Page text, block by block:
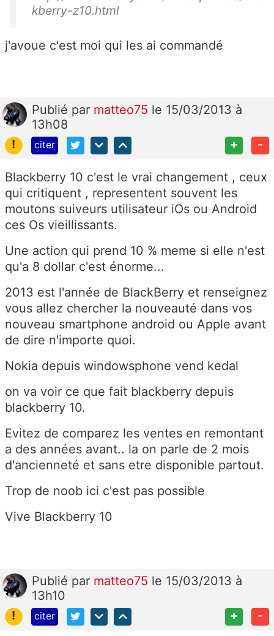
kberry-z10.html
j'avoue c'est moi qui les ai commandé
Publié par matteo75 le 15/03/2013 à
13h08
!
citer + -
Blackberry 10 c'est le vrai changement , ceux
qui critiquent , representent souvent les
moutons suiveurs utilisateur iOs ou Android
ces Os vieillissants.
Une action qui prend 10 % meme si elle n'est
qu'a 8 dollar c'est énorme...
2013 est l'année de BlackBerry et renseignez
vous allez chercher la nouveauté dans vos
nouveau smartphone android ou Apple avant
de dire n'importe quoi.
Nokia depuis windowsphone vend kedal
on va voir ce que fait blackberry depuis
blackberry 10.
Evitez de comparez les ventes en remontant
a des années avant.. la on parle de 2 mois
d'ancienneté et sans etre disponible partout.
Trop de noob ici c'est pas possible
Vive Blackberry 10
Publié par matteo75 le 15/03/2013 à
13h10
!
citer + -